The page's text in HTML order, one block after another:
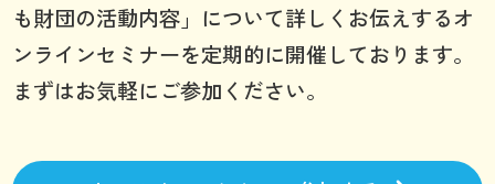
も財団の活動内容」について詳しくお伝えするオ
ンラインセミナーを定期的に開催しております。
まずはお気軽にご参加ください。